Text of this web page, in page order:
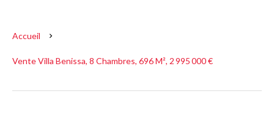
Accueil
Vente Villa Benissa, 8 Chambres, 696 M², 2 995 000 €